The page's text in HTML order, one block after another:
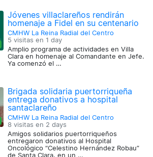
Jóvenes villaclareños rendirán
homenaje a Fidel en su centenario
CMHW La Reina Radial del Centro
5 visitas en 1 day
Amplio programa de actividades en Villa
Clara en homenaje al Comandante en Jefe.
Ya comenzó el …
Brigada solidaria puertorriqueña
entrega donativos a hospital
santaclareño
CMHW La Reina Radial del Centro
8 visitas en 2 days
Amigos solidarios puertorriqueños
entregaron donativos al Hospital
Oncológico “Celestino Hernández Robau”
de Santa Clara, en un …